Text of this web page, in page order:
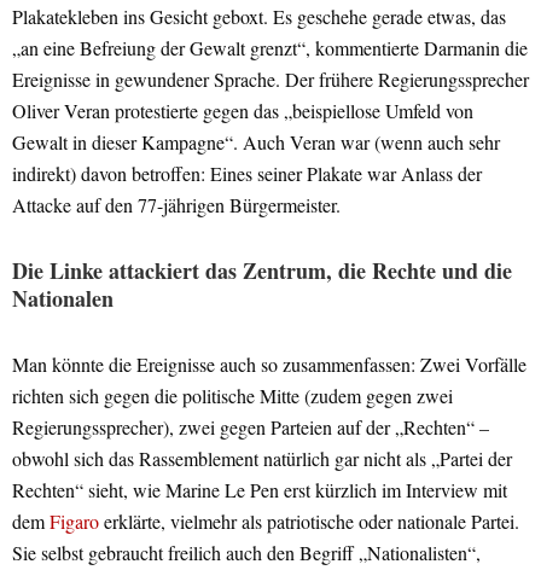
Plakatekleben ins Gesicht geboxt. Es geschehe gerade etwas, das
„an eine Befreiung der Gewalt grenzt“, kommentierte Darmanin die
Ereignisse in gewundener Sprache. Der frühere Regierungssprecher
Oliver Veran protestierte gegen das „beispiellose Umfeld von
Gewalt in dieser Kampagne“. Auch Veran war (wenn auch sehr
indirekt) davon betroffen: Eines seiner Plakate war Anlass der
Attacke auf den 77-jährigen Bürgermeister.
Die Linke attackiert das Zentrum, die Rechte und die
Nationalen
Man könnte die Ereignisse auch so zusammenfassen: Zwei Vorfälle
richten sich gegen die politische Mitte (zudem gegen zwei
Regierungssprecher), zwei gegen Parteien auf der „Rechten“ –
obwohl sich das Rassemblement natürlich gar nicht als „Partei der
Rechten“ sieht, wie Marine Le Pen erst kürzlich im Interview mit
demFigaroerklärte, vielmehr als patriotische oder nationale Partei.
Sie selbst gebraucht freilich auch den Begriff „Nationalisten“,